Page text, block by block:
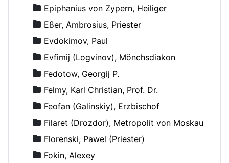
Epiphanius von Zypern, Heiliger
Eßer, Ambrosius, Priester
Evdokimov, Paul
Evfimij (Logvinov), Mönchsdiakon
Fedotow, Georgij P.
Felmy, Karl Christian, Prof. Dr.
Feofan (Galinskiy), Erzbischof
Filaret (Drozdor), Metropolit von Moskau
Florenski, Pawel (Priester)
Fokin, Alexey